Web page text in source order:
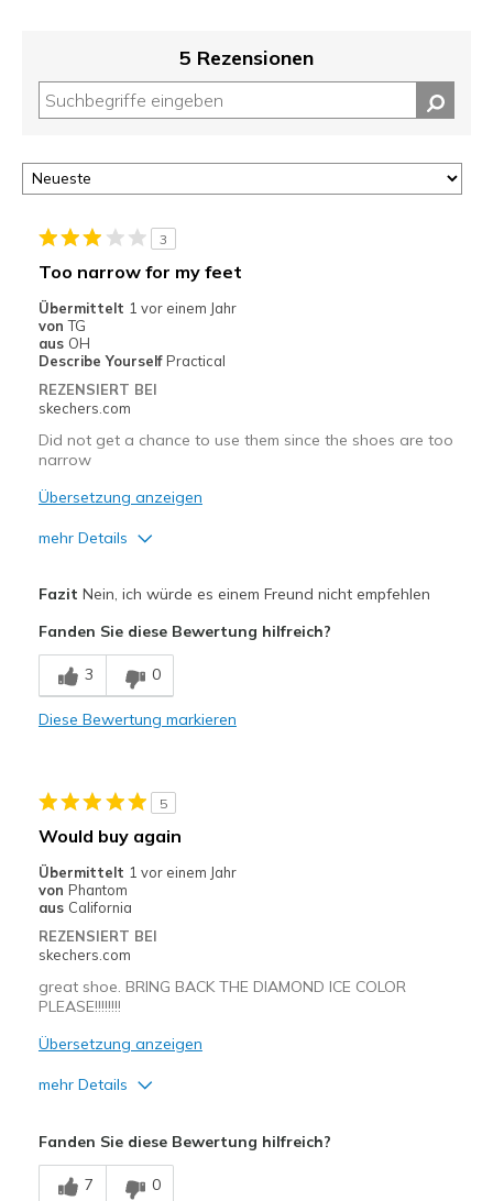
5 Rezensionen
3
Too narrow for my feet
Übermittelt 1 vor einem Jahr
von TG
aus OH
Describe Yourself Practical
REZENSIERT BEI
skechers.com
Did not get a chance to use them since the shoes are too
narrow
Übersetzung anzeigen
mehr Details
Geeignete Verwendung
field sports
View On Shoes
Shoes are for Wearing
Fazit Nein, ich würde es einem Freund nicht empfehlen
Fanden Sie diese Bewertung hilfreich?
3 0
Diese Bewertung markieren
5
Would buy again
Übermittelt 1 vor einem Jahr
von Phantom
aus California
REZENSIERT BEI
skechers.com
great shoe. BRING BACK THE DIAMOND ICE COLOR
PLEASE!!!!!!!!
Übersetzung anzeigen
mehr Details
Fanden Sie diese Bewertung hilfreich?
7 0